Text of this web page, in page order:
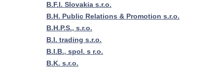
B.F.I. Slovakia s.r.o.
B.H. Public Relations & Promotion s.r.o.
B.H.P.S., s.r.o.
B.I. trading s.r.o.
B.I.B., spol. s r.o.
B.K. s.r.o.